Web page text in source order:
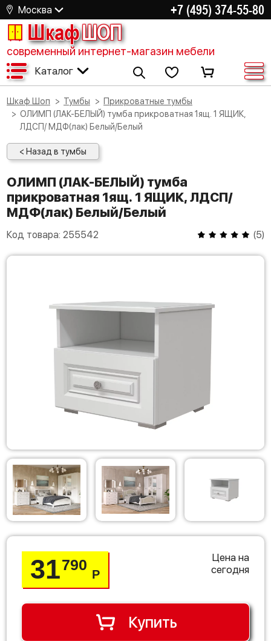
Москва +7 (495) 374-55-80
ШкафШОП
современный интернет-магазин мебели
Каталог
Шкаф Шоп Тумбы
Прикроватные тумбы
ОЛИМП (ЛАК-БЕЛЫЙ) тумба прикроватная 1ящ. 1 ЯЩИК,
ЛДСП/ МДФ(лак) Белый/Белый
< Назад в тумбы
ОЛИМП (ЛАК-БЕЛЫЙ) тумба
прикроватная 1ящ. 1 ЯЩИК, ЛДСП/
МДФ(лак) Белый/Белый
Код товара: 255542 (5)
31790
Р
Цена на
сегодня
Купить